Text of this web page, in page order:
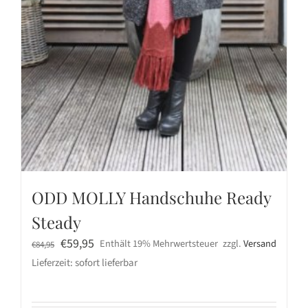
ODD MOLLY Handschuhe Ready
Steady
€84,95 Ursprünglicher
Preis
€84,95
€59,95 Aktueller
Preis
€59,95.
Enthält 19% Mehrwertsteuer zzgl.Versand
Lieferzeit: sofort lieferbar